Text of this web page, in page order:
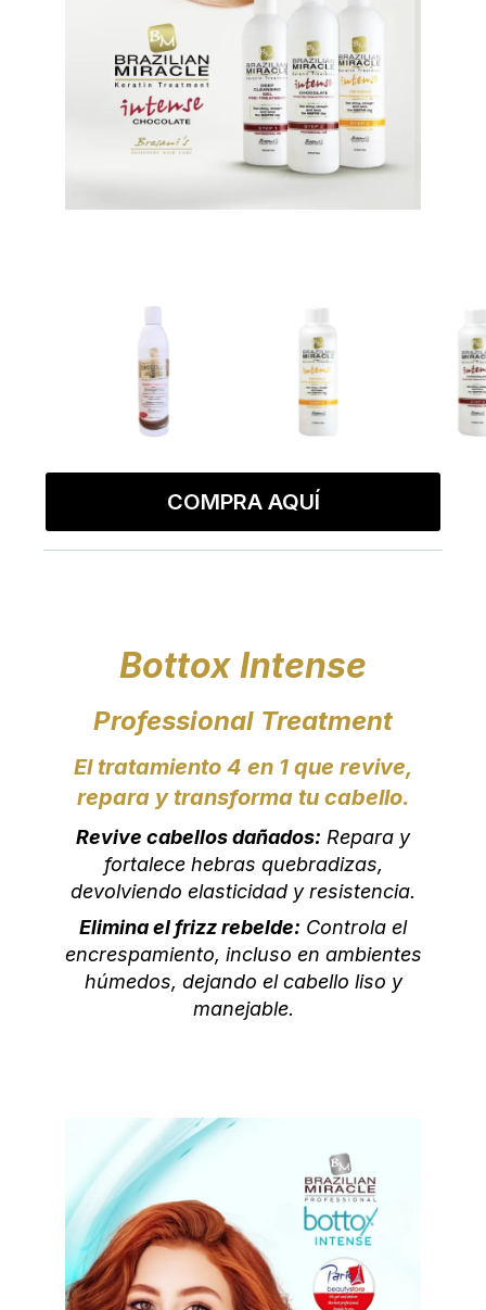
COMPRA AQUÍ
Bottox Intense
Professional Treatment
El tratamiento 4 en 1 que revive,
repara y transforma tu cabello.
Revive cabellos dañados: Repara y
fortalece hebras quebradizas,
devolviendo elasticidad y resistencia.
Elimina el frizz rebelde: Controla el
encrespamiento, incluso en ambientes
húmedos, dejando el cabello liso y
manejable.